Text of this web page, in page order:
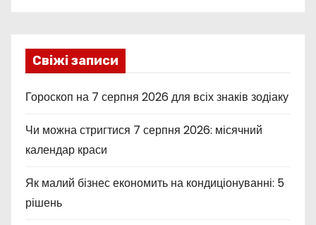
Свіжі записи
Гороскоп на 7 серпня 2026 для всіх знаків зодіаку
Чи можна стригтися 7 серпня 2026: місячний
календар краси
Як малий бізнес економить на кондиціонуванні: 5
рішень